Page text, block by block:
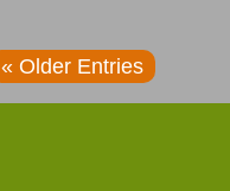
« Older Entries